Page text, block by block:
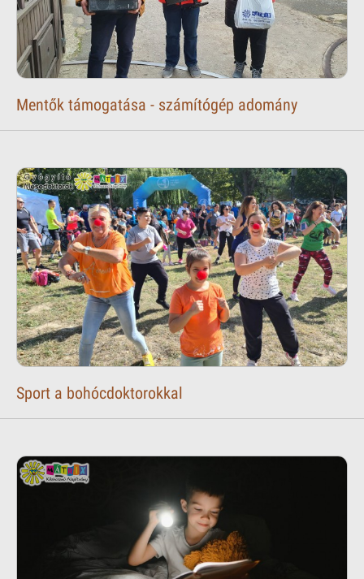
Mentők támogatása - számítógép adomány
Sport a bohócdoktorokkal